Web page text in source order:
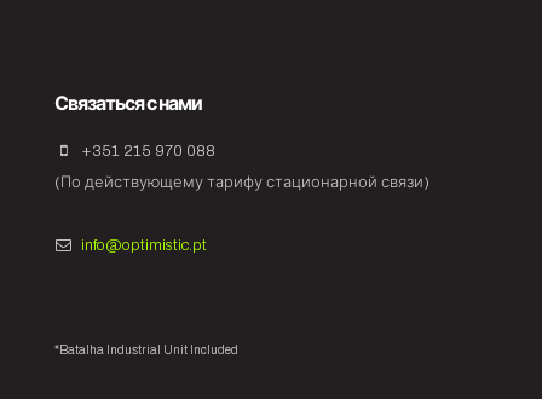
Связаться с нами
+351 215 970 088
(По действующему тарифу стационарной связи)
info@optimistic.pt
*Batalha Industrial Unit Included